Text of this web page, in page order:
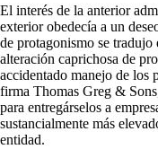
El interés de la anterior
exterior obedecía a un
de protagonismo se tradujo
alteración caprichosa de
accidentado manejo de los
firma Thomas Greg &
para entregárselos a
sustancialmente más
entidad.